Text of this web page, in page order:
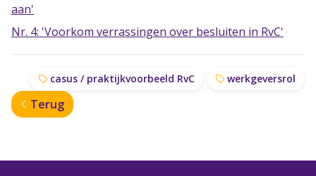
aan'
Nr. 4: 'Voorkom verrassingen over besluiten in RvC'
casus / praktijkvoorbeeld RvC werkgeversrol
Terug